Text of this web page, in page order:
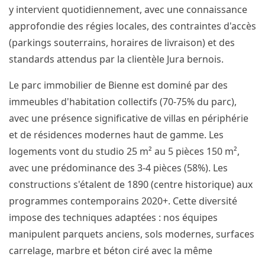
y intervient quotidiennement, avec une connaissance
approfondie des régies locales, des contraintes d'accès
(parkings souterrains, horaires de livraison) et des
standards attendus par la clientèle Jura bernois.
Le parc immobilier de Bienne est dominé par des
immeubles d'habitation collectifs (70-75% du parc),
avec une présence significative de villas en périphérie
et de résidences modernes haut de gamme. Les
logements vont du studio 25 m² au 5 pièces 150 m²,
avec une prédominance des 3-4 pièces (58%). Les
constructions s'étalent de 1890 (centre historique) aux
programmes contemporains 2020+. Cette diversité
impose des techniques adaptées : nos équipes
manipulent parquets anciens, sols modernes, surfaces
carrelage, marbre et béton ciré avec la même